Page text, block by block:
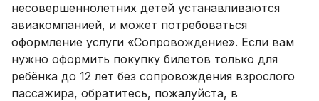
несовершеннолетних детей устанавливаются
авиакомпанией, и может потребоваться
оформление услуги «Сопровождение». Если вам
нужно оформить покупку билетов только для
ребёнка до 12 лет без сопровождения взрослого
пассажира, обратитесь, пожалуйста, в